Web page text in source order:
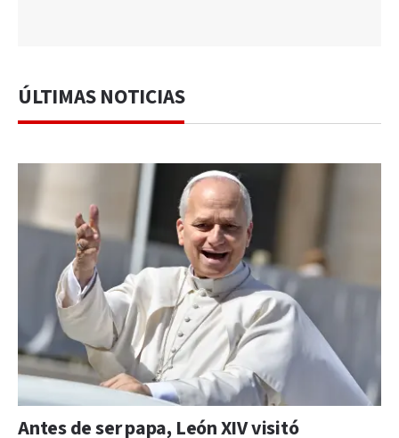
ÚLTIMAS NOTICIAS
Antes de ser papa, León XIV visitó